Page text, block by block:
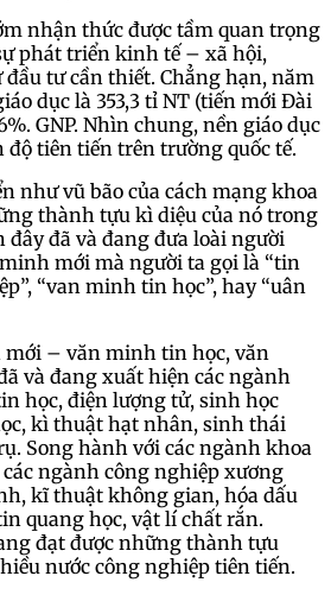
nhận thức được tầm quan trọng
phát triển kinh tế – xã hội,
đầu tư cần thiết. Chẳng hạn, năm
dục là 353,3 tỉ NT (tiến mới Đài
GNP. Nhìn chung, nền giáo dục
tiên tiến trên trường quốc tế.
như vũ bão của cách mạng khoa
thành tựu kì diệu của nó trong
đã và đang đưa loài người
mới mà người ta gọi là “tin
“van minh tin học”, hay “uân
– văn minh tin học, văn
và đang xuất hiện các ngành
học, điện lượng tử, sinh học
kì thuật hạt nhân, sinh thái
Song hành với các ngành khoa
ngành công nghiệp xương
kĩ thuật không gian, hóa dấu
quang học, vật lí chất rắn.
đạt được những thành tựu
nước công nghiệp tiên tiến.